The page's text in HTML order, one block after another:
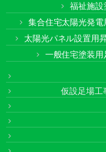
福祉施
集合住宅太陽光発
太陽光パネル設置
一般住宅塗装
仮設足場工